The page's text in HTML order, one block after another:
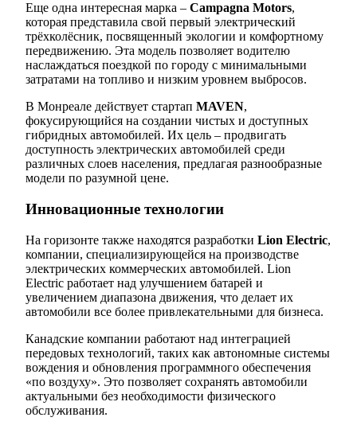
Еще одна интересная марка – Campagna Motors,
которая представила свой первый электрический
трёхколёсник, посвященный экологии и комфортному
передвижению. Эта модель позволяет водителю
наслаждаться поездкой по городу с минимальными
затратами на топливо и низким уровнем выбросов.
В Монреале действует стартап MAVEN,
фокусирующийся на создании чистых и доступных
гибридных автомобилей. Их цель – продвигать
доступность электрических автомобилей среди
различных слоев населения, предлагая разнообразные
модели по разумной цене.
Инновационные технологии
На горизонте также находятся разработки Lion Electric,
компании, специализирующейся на производстве
электрических коммерческих автомобилей. Lion
Electric работает над улучшением батарей и
увеличением диапазона движения, что делает их
автомобили все более привлекательными для бизнеса.
Канадские компании работают над интеграцией
передовых технологий, таких как автономные системы
вождения и обновления программного обеспечения
«по воздуху». Это позволяет сохранять автомобили
актуальными без необходимости физического
обслуживания.